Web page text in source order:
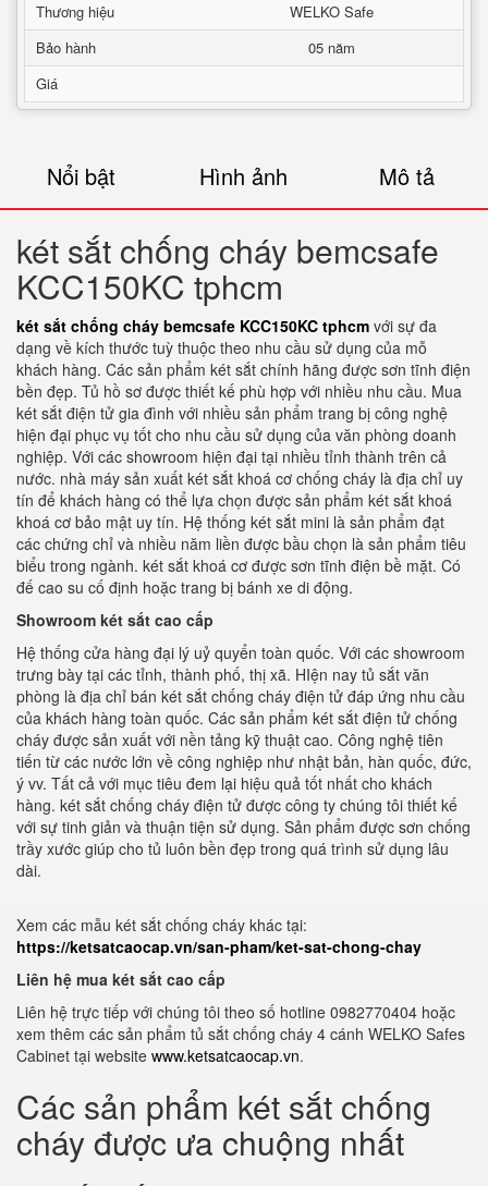
Thương hiệu
WELKO Safe
Bảo hành
05 năm
Giá
Nổi bật Hình ảnh Mô tả
két sắt chống cháy bemcsafe
KCC150KC tphcm
két sắt chống cháy bemcsafe KCC150KC tphcm với sự đa
dạng về kích thước tuỳ thuộc theo nhu cầu sử dụng của mỗ
khách hàng. Các sản phẩm két sắt chính hãng được sơn tĩnh điện
bền đẹp. Tủ hồ sơ được thiết kế phù hợp với nhiều nhu cầu. Mua
két sắt điện tử gia đình với nhiều sản phẩm trang bị công nghệ
hiện đại phục vụ tốt cho nhu cầu sử dụng của văn phòng doanh
nghiệp. Với các showroom hiện đại tại nhiều tỉnh thành trên cả
nước. nhà máy sản xuất két sắt khoá cơ chống cháy là địa chỉ uy
tín để khách hàng có thể lựa chọn được sản phẩm két sắt khoá
khoá cơ bảo mật uy tín. Hệ thống két sắt mini là sản phẩm đạt
các chứng chỉ và nhiều năm liền được bầu chọn là sản phẩm tiêu
biểu trong ngành. két sắt khoá cơ được sơn tĩnh điện bề mặt. Có
đế cao su cố định hoặc trang bị bánh xe di động.
Showroom két sắt cao cấp
Hệ thống cửa hàng đại lý uỷ quyển toàn quốc. Với các showroom
trưng bày tại các tỉnh, thành phố, thị xã. HIện nay tủ sắt văn
phòng là địa chỉ bán két sắt chống cháy điện tử đáp ứng nhu cầu
của khách hàng toàn quốc. Các sản phẩm két sắt điện tử chống
cháy được sản xuất với nền tảng kỹ thuật cao. Công nghệ tiên
tiến từ các nước lớn về công nghiệp như nhật bản, hàn quốc, đức,
ý vv. Tất cả với mục tiêu đem lại hiệu quả tốt nhất cho khách
hàng. két sắt chống cháy điện tử được công ty chúng tôi thiết kế
với sự tinh giản và thuận tiện sử dụng. Sản phẩm được sơn chống
trầy xước giúp cho tủ luôn bền đẹp trong quá trình sử dụng lâu
dài.
Xem các mẫu két sắt chống cháy khác tại:
https://ketsatcaocap.vn/san-pham/ket-sat-chong-chay
Liên hệ mua két sắt cao cấp
Liên hệ trực tiếp với chúng tôi theo số hotline 0982770404 hoặc
xem thêm các sản phẩm tủ sắt chống cháy 4 cánh WELKO Safes
Cabinet tại website www.ketsatcaocap.vn.
Các sản phẩm két sắt chống
cháy được ưa chuộng nhất